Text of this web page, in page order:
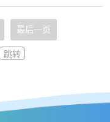
最后一页
跳转